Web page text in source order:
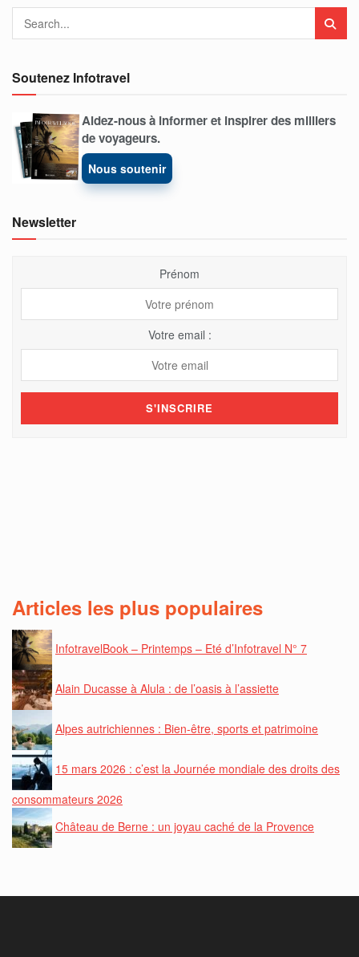
Soutenez Infotravel
Aidez-nous à informer et inspirer des milliers
de voyageurs.
Nous soutenir
Newsletter
Prénom
Votre email :
Articles les plus populaires
InfotravelBook – Printemps – Eté d’Infotravel N° 7
Alain Ducasse à Alula : de l’oasis à l’assiette
Alpes autrichiennes : Bien-être, sports et patrimoine
15 mars 2026 : c’est la Journée mondiale des droits des
consommateurs 2026
Château de Berne : un joyau caché de la Provence